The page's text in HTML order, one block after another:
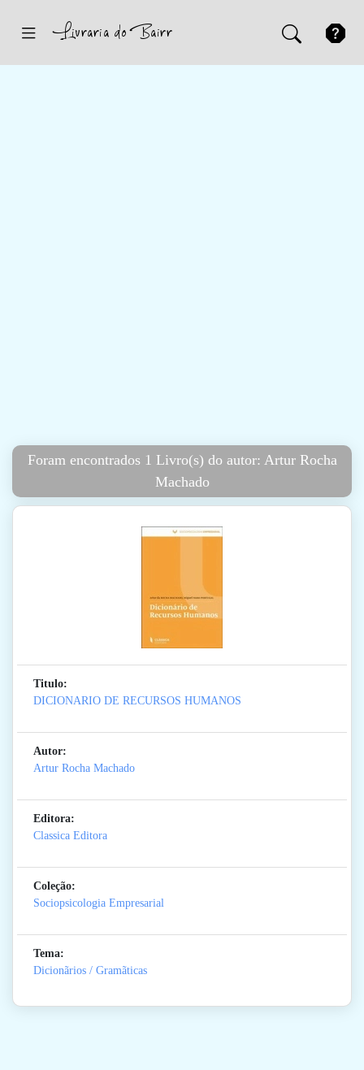
Foram encontrados 1 Livro(s) do autor: Artur Rocha
Machado
Titulo:
DICIONARIO DE RECURSOS HUMANOS
Autor:
Artur Rocha Machado
Editora:
Classica Editora
Coleção:
Sociopsicologia Empresarial
Tema:
Dicionãrios / Gramãticas